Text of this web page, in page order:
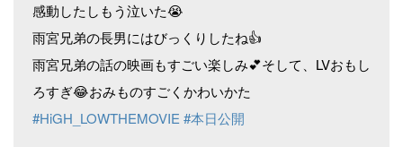
感動したしもう泣いた😭
雨宮兄弟の長男にはびっくりしたね👍
雨宮兄弟の話の映画もすごい楽しみ💕そして、LVおもし
ろすぎ😂おみものすごくかわいかた
#HiGH_LOWTHEMOVIE#本日公開